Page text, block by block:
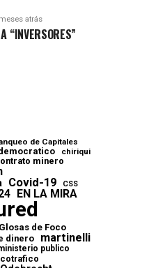
atrás
“INVERSORES”
de Capitales
chiriqui
minero
Covid-19 CSS
EN LA MIRA
Glosas de Foco
dinero martinelli
publico